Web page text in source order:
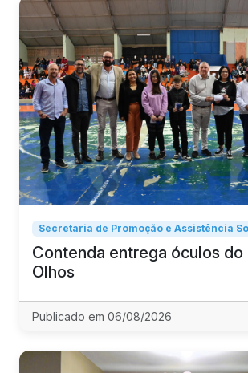
Secretaria de Promoção e Assistência
Contenda entrega óculos do
Olhos
Publicado em 06/08/2026